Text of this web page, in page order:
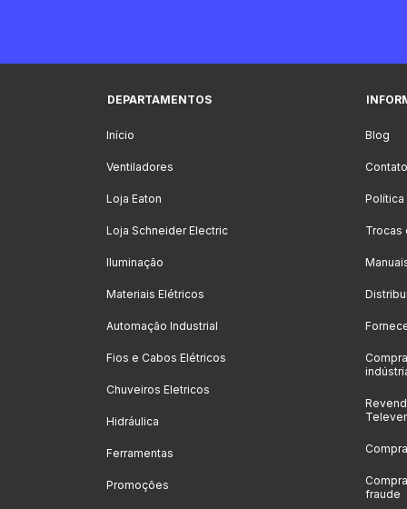
DEPARTAMENTOS
Início
Ventiladores
Loja Eaton
Loja Schneider Electric
Iluminação
Materiais Elétricos
Automação Industrial
Fios e Cabos Elétricos
Chuveiros Eletricos
Hidráulica
Ferramentas
Promoções
Blog
Contato
Política
Trocas
fraude